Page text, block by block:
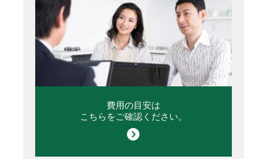
費用の目安は
こちらをご確認ください。